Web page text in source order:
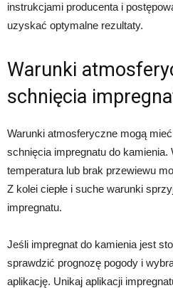
instrukcjami producenta i
uzyskać optymalne rezultaty.
Warunki
schnięcia
Warunki atmosferyczne mogą
schnięcia impregnatu do
temperatura lub brak przewiewu
Z kolei ciepłe i suche warunki
impregnatu.
Jeśli impregnat do kamienia jest
sprawdzić prognozę pogody i
aplikację. Unikaj aplikacji